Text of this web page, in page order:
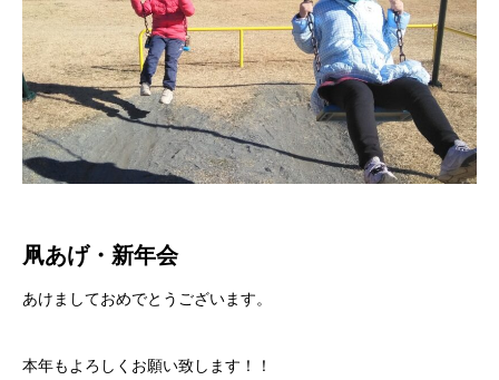
凧あげ・新年会
あけましておめでとうございます。
本年もよろしくお願い致します！！